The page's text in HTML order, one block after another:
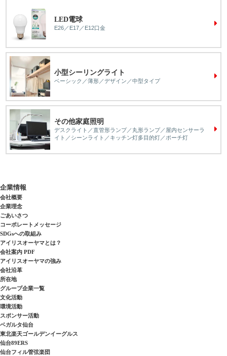
LED電球
E26／E17／E12口金
小型シーリングライト
ベーシック／薄形／デザイン／中型タイプ
その他家庭照明
デスクライト／直管形ランプ／丸形ランプ／屋内センサーラ
イト／シーンライト／キッチン灯多目的灯／ポーチ灯
企業情報
会社概要
企業理念
ごあいさつ
コーポレートメッセージ
SDGsへの取組み
アイリスオーヤマとは？
会社案内 PDF
アイリスオーヤマの強み
会社沿革
所在地
グループ企業一覧
文化活動
環境活動
スポンサー活動
ベガルタ仙台
東北楽天ゴールデンイーグルス
仙台89ERS
仙台フィル管弦楽団